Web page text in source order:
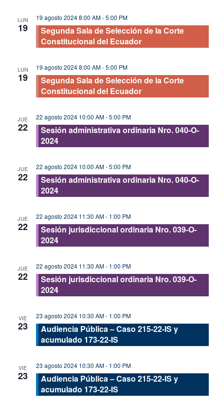
LUN
19
19 agosto 2024 8:00 AM-5:00 PM
Segunda Sala de Selección de la Corte
Constitucional del Ecuador
LUN
19
19 agosto 2024 8:00 AM-5:00 PM
Segunda Sala de Selección de la Corte
Constitucional del Ecuador
JUE
22
22 agosto 2024 10:00 AM-5:00 PM
Sesión administrativa ordinaria Nro. 040-O-
2024
JUE
22
22 agosto 2024 10:00 AM-5:00 PM
Sesión administrativa ordinaria Nro. 040-O-
2024
JUE
22
22 agosto 2024 11:30 AM- 1:00 PM
Sesión jurisdiccional ordinaria Nro. 039-O-
2024
JUE
22
22 agosto 2024 11:30 AM- 1:00 PM
Sesión jurisdiccional ordinaria Nro. 039-O-
2024
VIE
23
23 agosto 2024 10:30 AM- 1:00 PM
Audiencia Pública – Caso 215-22-IS y
acumulado 173-22-IS
VIE
23
23 agosto 2024 10:30 AM- 1:00 PM
Audiencia Pública – Caso 215-22-IS y
acumulado 173-22-IS